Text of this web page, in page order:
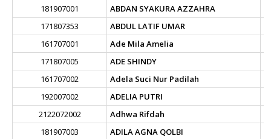
Kontak Kami181907001
ABDAN SYAKURA AZZAHRA
171807353
ABDUL LATIF UMAR
161707001
Ade Mila Amelia
171807005
ADE SHINDY
161707002
Adela Suci Nur Padilah
192007002
ADELIA PUTRI
2122072002
Adhwa Rifdah
181907003
ADILA AGNA QOLBI